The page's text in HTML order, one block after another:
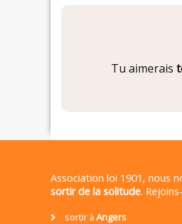
Tu aimerais
Association loi 1901, nous
sortir de la solitude.
sortir à Angers